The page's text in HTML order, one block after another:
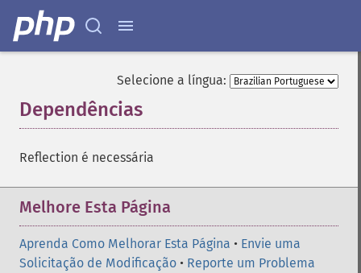
Selecione a língua:
Dependências
Reflection é necessária
Melhore Esta Página
Aprenda Como Melhorar Esta Página • Envie uma
Solicitação de Modificação • Reporte um Problema